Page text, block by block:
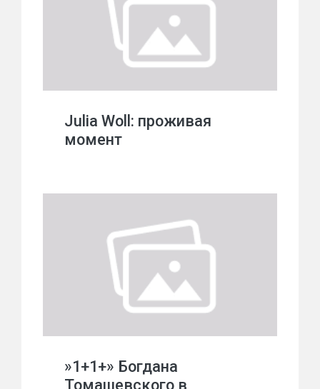
Julia Woll: проживая
момент
»1+1+» Богдана
Томашевского в